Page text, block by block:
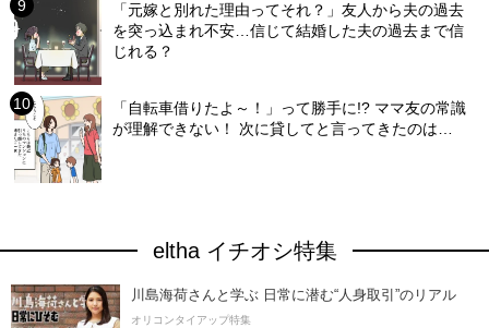
「元嫁と別れた理由ってそれ？」友人から夫の過去
を突っ込まれ不安…信じて結婚した夫の過去まで信
じれる？
「自転車借りたよ～！」って勝手に!? ママ友の常識
が理解できない！ 次に貸してと言ってきたのは…
eltha イチオシ特集
川島海荷さんと学ぶ 日常に潜む“人身取引”のリアル
オリコンタイアップ特集